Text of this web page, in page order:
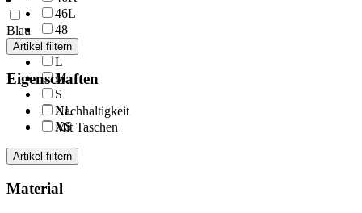
46L
48
48K
L
M
S
XL
XS
Blau
Artikel filtern
Eigenschaften
Nachhaltigkeit
Mit Taschen
Artikel filtern
Material